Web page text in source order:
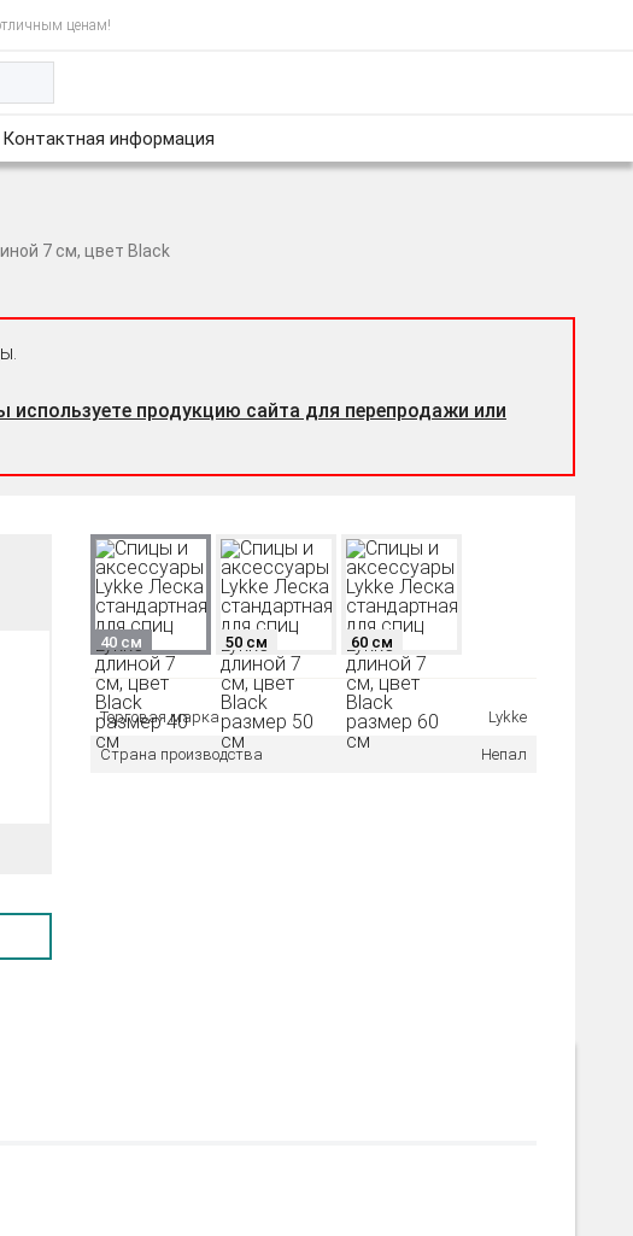
ценам!
Контактная информация
7 см, цвет Black
используете продукцию сайта для перепродажи или
40 см 50 см 60 см
Торговая марка Lykke
Страна производства Непал